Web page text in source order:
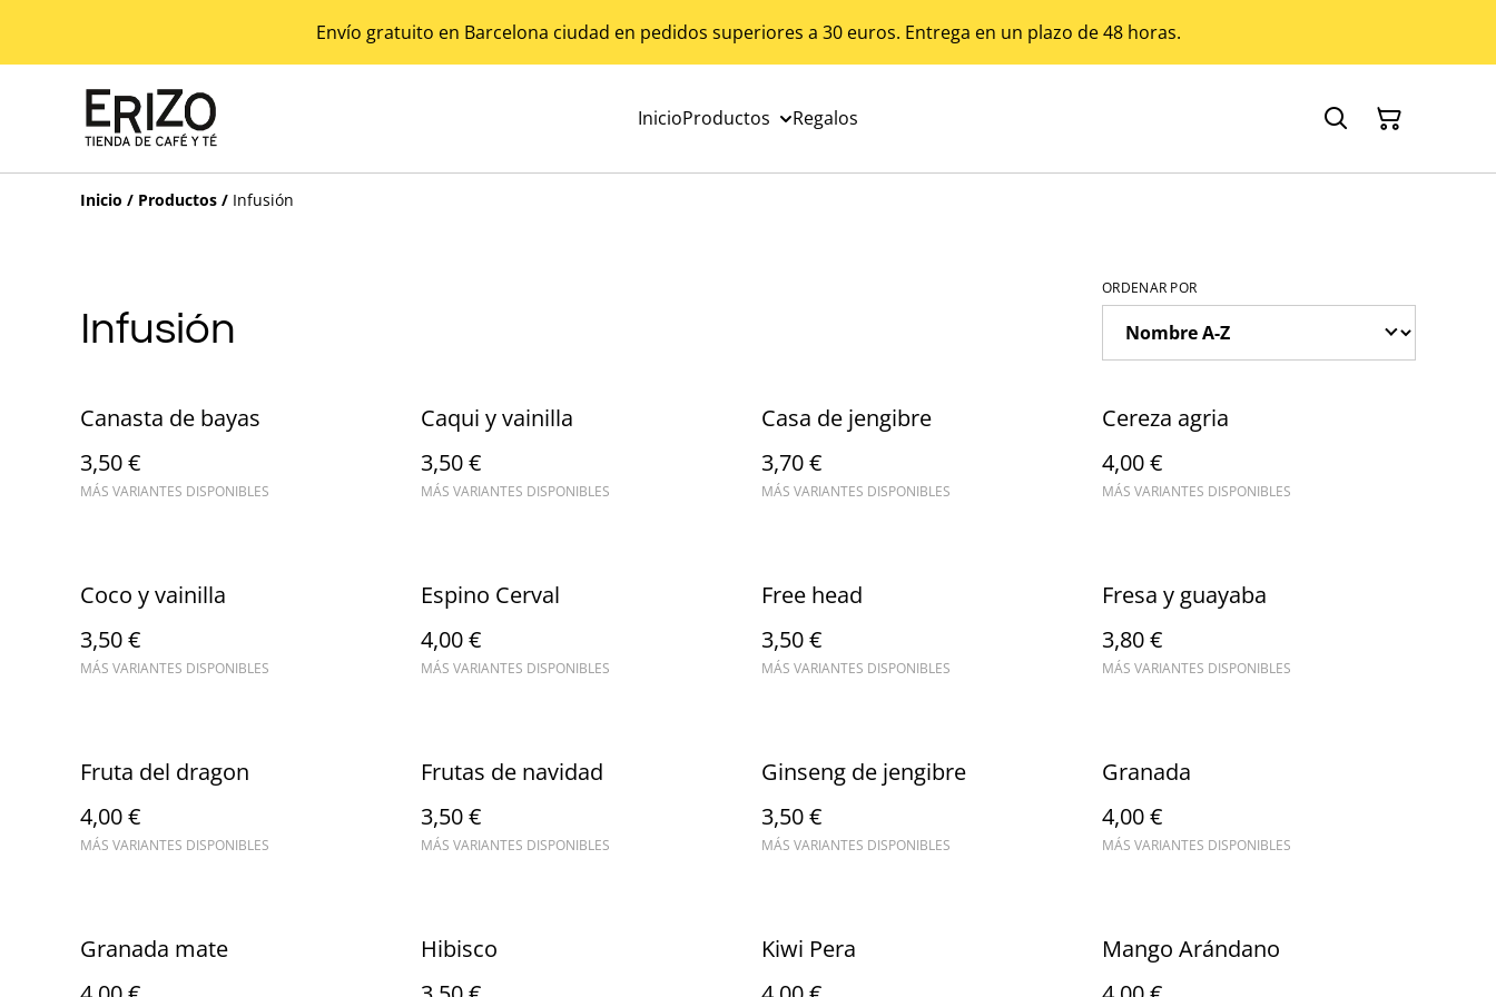
Envío gratuito en Barcelona ciudad en pedidos superiores a 30 euros. Entrega en un plazo de 48 horas.
InicioProductos Regalos
Inicio / Productos / Infusión
Infusión
ORDENAR POR
Canasta de bayas
3,50 €
MÁS VARIANTES DISPONIBLES
Caqui y vainilla
3,50 €
MÁS VARIANTES DISPONIBLES
Casa de jengibre
3,70 €
MÁS VARIANTES DISPONIBLES
Cereza agria
4,00 €
MÁS VARIANTES DISPONIBLES
Coco y vainilla
3,50 €
MÁS VARIANTES DISPONIBLES
Espino Cerval
4,00 €
MÁS VARIANTES DISPONIBLES
Free head
3,50 €
MÁS VARIANTES DISPONIBLES
Fresa y guayaba
3,80 €
MÁS VARIANTES DISPONIBLES
Fruta del dragon
4,00 €
MÁS VARIANTES DISPONIBLES
Frutas de navidad
3,50 €
MÁS VARIANTES DISPONIBLES
Ginseng de jengibre
3,50 €
MÁS VARIANTES DISPONIBLES
Granada
4,00 €
MÁS VARIANTES DISPONIBLES
Granada mate
Hibisco
Kiwi Pera
Mango Arándano